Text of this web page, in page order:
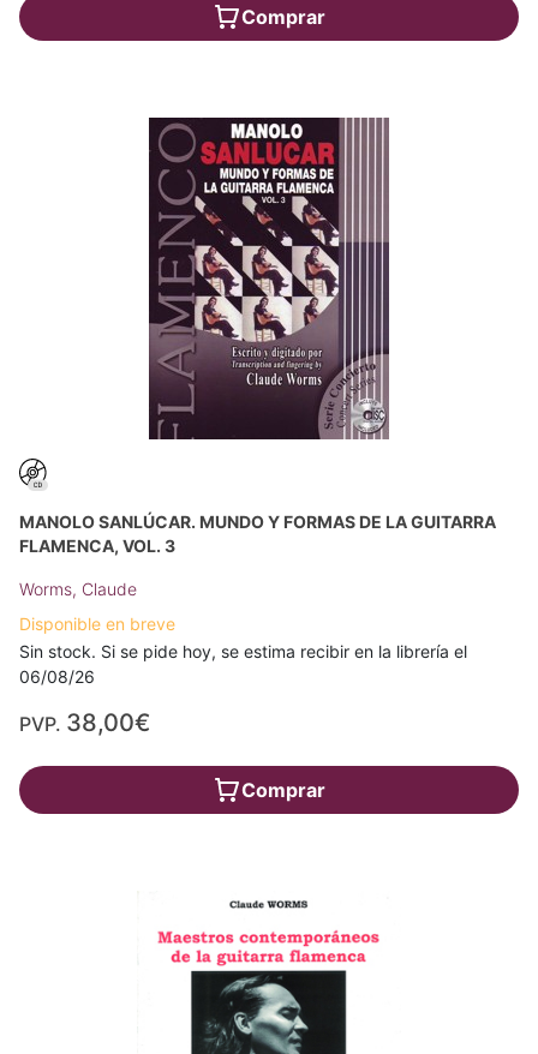
Comprar
MANOLO SANLÚCAR. MUNDO Y FORMAS DE LA GUITARRA
FLAMENCA, VOL. 3
Worms, Claude
Disponible en breve
Sin stock. Si se pide hoy, se estima recibir en la librería el
06/08/26
PVP. 38,00€
Comprar